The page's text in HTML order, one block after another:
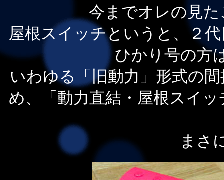
今までオレの見
屋根スイッチというと、２
ひかり号の方
いわゆる「旧動力」形式の
め、「動力直結・屋根スイ
まさ